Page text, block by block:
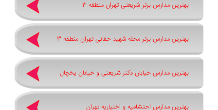
بهترین مدارس برتر شریعتی تهران منطقه 3
بهترین مدارس برتر محله شهید حقانی تهران منطقه 3
بهترین مدارس خیابان دکتر شریعتی و خیابان یخچال
بهترین مدارس احتشامیه و اختیاریه تهران